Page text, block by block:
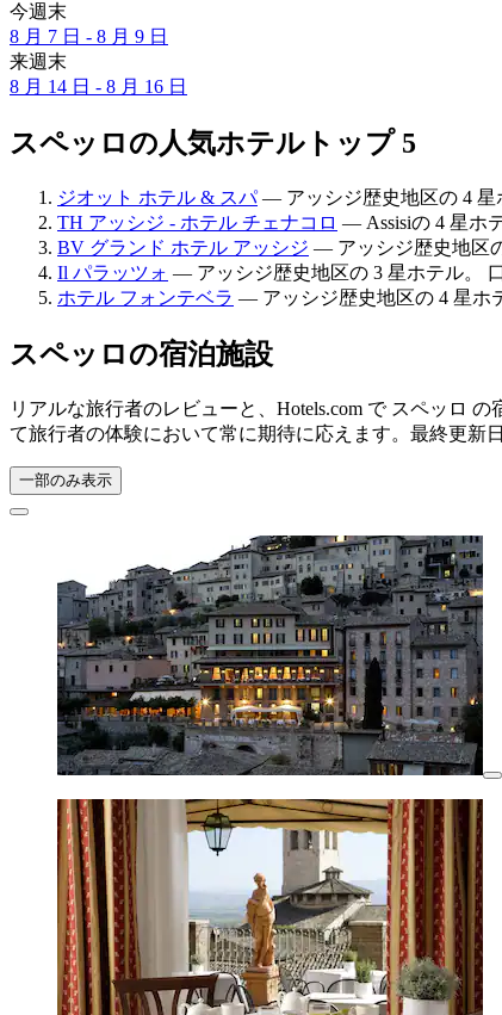
今週末
8 月 7 日 - 8 月 9 日
来週末
8 月 14 日 - 8 月 16 日
スペッロの人気ホテルトップ 5
ジオット ホテル & スパ— アッシジ歴史地区の 4 星
TH アッシジ - ホテル チェナコロ — Assisiの 4 星ホ
BV グランド ホテル アッシジ — アッシジ歴史地区
Il パラッツォ — アッシジ歴史地区の 3 星ホテル。
ホテル フォンテベラ — アッシジ歴史地区の 4 星ホ
スペッロの宿泊施設
リアルな旅行者のレビューと、Hotels.com で スペッロ
て旅行者の体験において常に期待に応えます。最終更新日
一部のみ表示